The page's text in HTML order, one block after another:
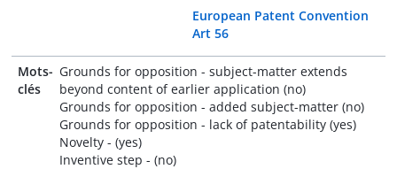
European Patent Convention
Art 56
Mots-
clés
Grounds for opposition - subject-matter extends
beyond content of earlier application (no)
Grounds for opposition - added subject-matter (no)
Grounds for opposition - lack of patentability (yes)
Novelty - (yes)
Inventive step - (no)